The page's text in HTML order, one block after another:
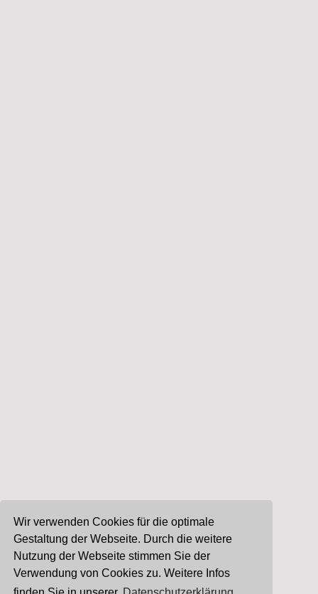
Wir verwenden Cookies für die optimale
Gestaltung der Webseite. Durch die weitere
Nutzung der Webseite stimmen Sie der
Verwendung von Cookies zu. Weitere Infos